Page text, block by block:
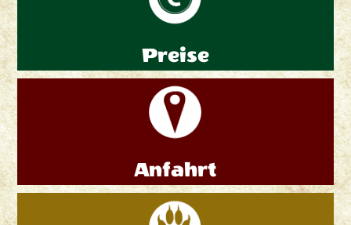
Preise
Anfahrt